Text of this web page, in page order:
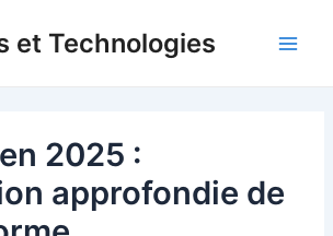
et Technologies
2025 :
approfondie de